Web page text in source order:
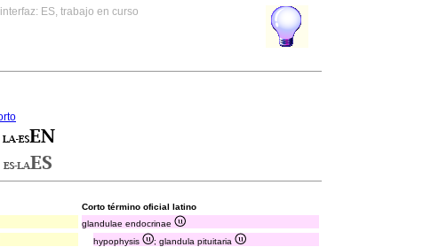
ES, trabajo en curso
Corto término oficial latino
glandulae endocrinae
hypophysis ; glandula pituitaria